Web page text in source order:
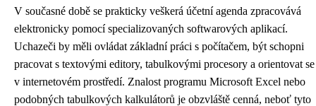
V současné době se prakticky veškerá účetní agenda zpracovává
elektronicky pomocí specializovaných softwarových aplikací.
Uchazeči by měli ovládat základní práci s počítačem, být schopni
pracovat s textovými editory, tabulkovými procesory a orientovat se
v internetovém prostředí. Znalost programu Microsoft Excel nebo
podobných tabulkových kalkulátorů je obzvláště cenná, neboť tyto